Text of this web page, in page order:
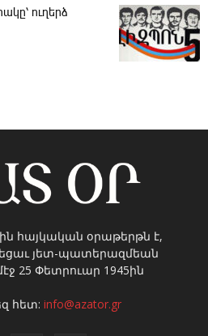
ուղերձ
հայկական օրաթերթն է,
յետ-պատերազմեան
25 Փետրուար 1945ին
հետ:info@azator.gr